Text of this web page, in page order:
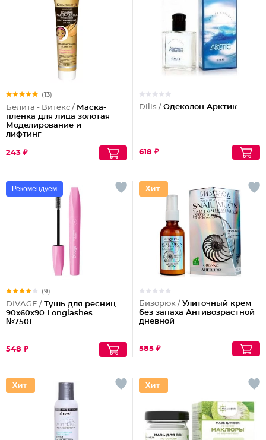
(13)
Белита - Витекс / Маска-
пленка для лица золотая
Моделирование и
лифтинг
243 ₽
Dilis / Одеколон Арктик
618 ₽
Рекомендуем
(9)
DIVAGE / Тушь для ресниц
90x60x90 Longlashes
№7501
548 ₽
Бизорюк / Улиточный крем
без запаха Антивозрастной
дневной
585 ₽